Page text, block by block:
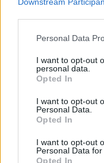
Please note that this
not limited to your
grant or deny
use your data for
consent section.
Personal Data
I want to opt-out
personal data.
Opted In
I want to opt-out
Personal Data.
Opted In
I want to opt-out
Personal Data for
Opted In
Nemzeti
hangversenyt,
vezényletével
Vocale Gent
Concert
eddig neves
Prégardien
Mozart c-moll
Musiciens du
Marc
fesztivál